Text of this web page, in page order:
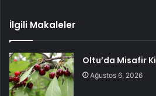
İlgili Makaleler
Oltu’da Misafir
Ağustos 6, 2026